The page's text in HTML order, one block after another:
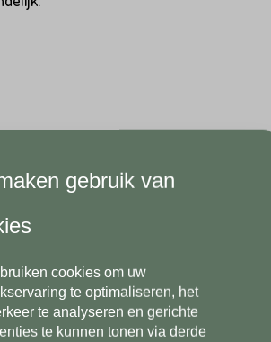
Achternaam*
Telefoonnummer*
Telefoonnummer*
Postcode*
gebruik van
cookies om uw
te optimaliseren, het
te analyseren en gerichte
te kunnen tonen via derde